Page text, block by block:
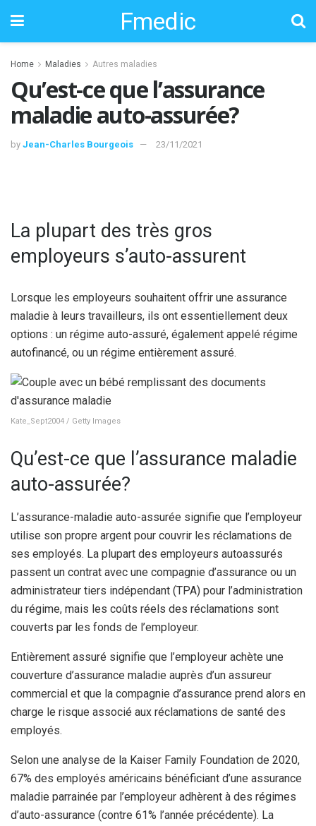
Fmedic
Home Maladies Autres maladies
Qu’est-ce que l’assurance
maladie auto-assurée?
by Jean-Charles Bourgeois 23/11/2021
La plupart des très gros
employeurs s’auto-assurent
Lorsque les employeurs souhaitent offrir une assurance
maladie à leurs travailleurs, ils ont essentiellement deux
options : un régime auto-assuré, également appelé régime
autofinancé, ou un régime entièrement assuré.
Kate_Sept2004 / Getty Images
Qu’est-ce que l’assurance maladie
auto-assurée?
L’assurance-maladie auto-assurée signifie que l’employeur
utilise son propre argent pour couvrir les réclamations de
ses employés. La plupart des employeurs autoassurés
passent un contrat avec une compagnie d’assurance ou un
administrateur tiers indépendant (TPA) pour l’administration
du régime, mais les coûts réels des réclamations sont
couverts par les fonds de l’employeur.
Entièrement assuré signifie que l’employeur achète une
couverture d’assurance maladie auprès d’un assureur
commercial et que la compagnie d’assurance prend alors en
charge le risque associé aux réclamations de santé des
employés.
Selon une analyse de la Kaiser Family Foundation de 2020,
67% des employés américains bénéficiant d’une assurance
maladie parrainée par l’employeur adhèrent à des régimes
d’auto-assurance (contre 61% l’année précédente). La